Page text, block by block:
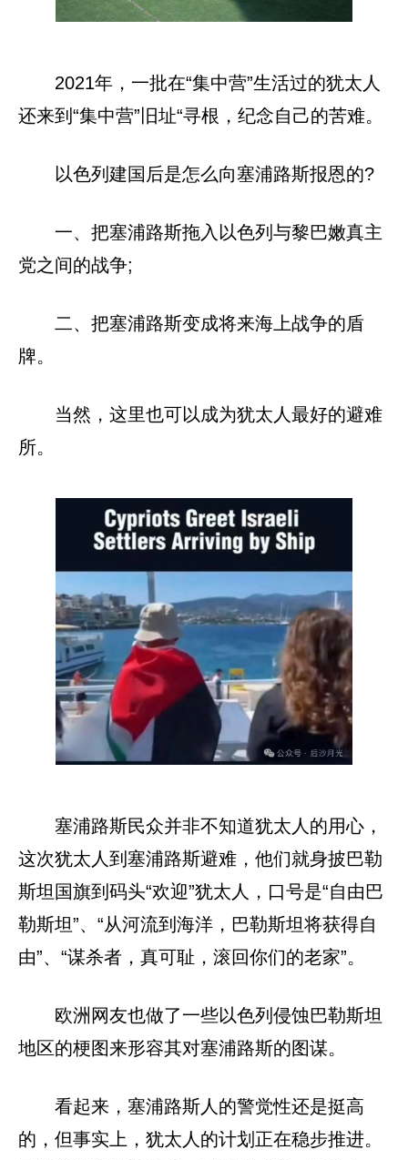
2021年，一批在“集中营”生活过的犹太人
还来到“集中营”旧址“寻根，纪念自己的苦难。
以色列建国后是怎么向塞浦路斯报恩的?
一、把塞浦路斯拖入以色列与黎巴嫩真主
党之间的战争;
二、把塞浦路斯变成将来海上战争的盾
牌。
当然，这里也可以成为犹太人最好的避难
所。
塞浦路斯民众并非不知道犹太人的用心，
这次犹太人到塞浦路斯避难，他们就身披巴勒
斯坦国旗到码头“欢迎”犹太人，口号是“自由巴
勒斯坦”、“从河流到海洋，巴勒斯坦将获得自
由”、“谋杀者，真可耻，滚回你们的老家”。
欧洲网友也做了一些以色列侵蚀巴勒斯坦
地区的梗图来形容其对塞浦路斯的图谋。
看起来，塞浦路斯人的警觉性还是挺高
的，但事实上，犹太人的计划正在稳步推进。